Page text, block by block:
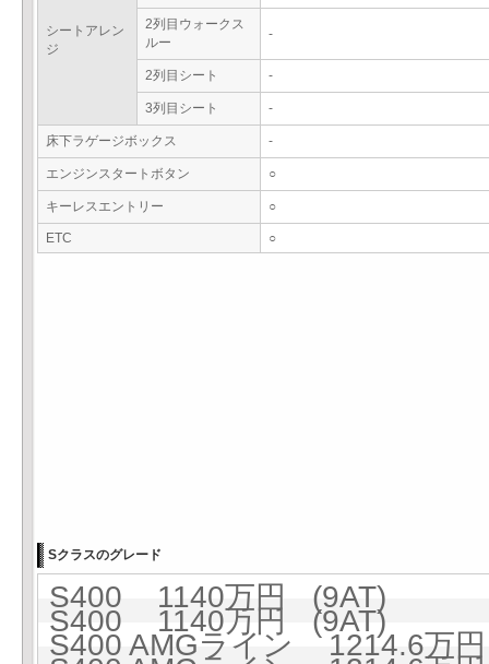
シートアレン
ジ
2列目ウォークス
ルー
-
2列目シート -
3列目シート -
床下ラゲージボックス -
エンジンスタートボタン ○
キーレスエントリー ○
ETC ○
Sクラスのグレード
S400 1140万円 (9AT)
S400 1140万円 (9AT)
S400 AMGライン 1214.6万